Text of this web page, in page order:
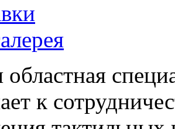
областная
к